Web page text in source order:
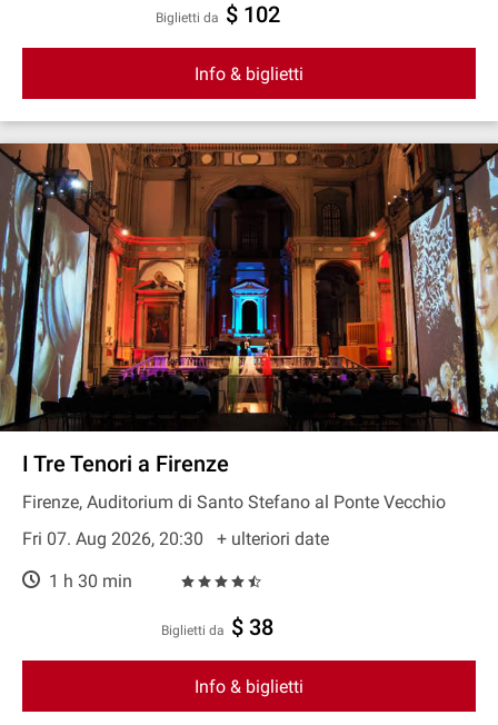
Biglietti da $ 102
Info & biglietti
I Tre Tenori a Firenze
Firenze, Auditorium di Santo Stefano al Ponte Vecchio
Fri 07. Aug 2026, 20:30
+ ulteriori date
1 h 30 min
Biglietti da $ 38
Info & biglietti